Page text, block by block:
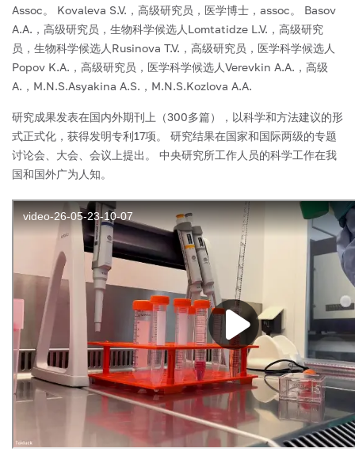
Assoc。 Kovaleva S.V.，高级研究员，医学博士，assoc。 Basov
A.A.，高级研究员，生物科学候选人Lomtatidze L.V.，高级研究
员，生物科学候选人Rusinova T.V.，高级研究员，医学科学候选人
Popov K.A.，高级研究员，医学科学候选人Verevkin A.A.，高级
A.，M.N.S.Asyakina A.S.，M.N.S.Kozlova A.A.
研究成果发表在国内外期刊上（300多篇），以科学和方法建议的形
式正式化，获得发明专利17项。 研究结果在国家和国际两级的专题
讨论会、大会、会议上提出。 中央研究所工作人员的科学工作在我
国和国外广为人知。